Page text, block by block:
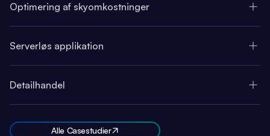
Optimering af skyomkostninger
Serverløs applikation
Detailhandel
Alle Casestudier